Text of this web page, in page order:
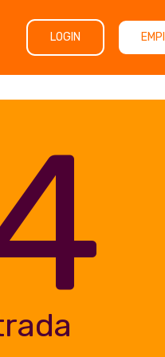
LOGIN